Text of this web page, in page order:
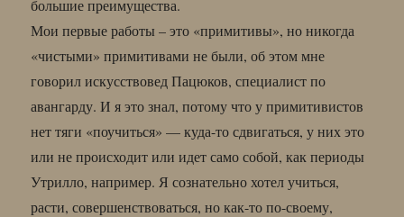
большие преимущества.
Мои первые работы – это «примитивы», но никогда
«чистыми» примитивами не были, об этом мне
говорил искусствовед Пацюков, специалист по
авангарду. И я это знал, потому что у примитивистов
нет тяги «поучиться» — куда-то сдвигаться, у них это
или не происходит или идет само собой, как периоды
Утрилло, например. Я сознательно хотел учиться,
расти, совершенствоваться, но как-то по-своему,